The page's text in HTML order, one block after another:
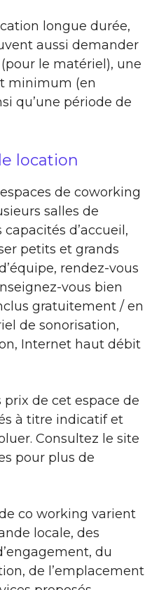
longue durée,
aussi demander
le matériel), une
minimum (en
qu’une période de
location
de coworking
salles de
d’accueil,
petits et grands
rendez-vous
vous bien
gratuitement / en
de sonorisation,
Internet haut débit
de cet espace de
à titre indicatif et
Consultez le site
pour plus de
co working varient
locale, des
du
de l’emplacement